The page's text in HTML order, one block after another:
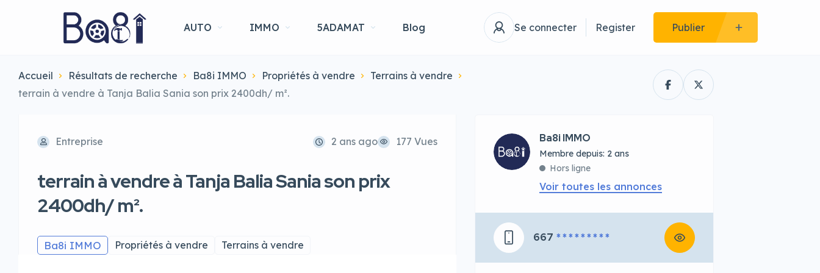
AUTO IMMO 5ADAMAT Blog Se connecter Register Publier
Accueil Résultats de recherche Ba8i IMMO Propriétés à vendre
Terrains à vendre
terrain à vendre à Tanja Balia Sania son prix 2400dh/ m².
Entreprise 2 ans ago 177 Vues
terrain à vendre à Tanja Balia Sania son prix
2400dh/ m².
Ba8i IMMO Propriétés à vendre Terrains à vendre
Ba8i IMMO
Membre depuis: 2 ans
Hors ligne
Voir toutes les annonces
667 * * * * * * * * *